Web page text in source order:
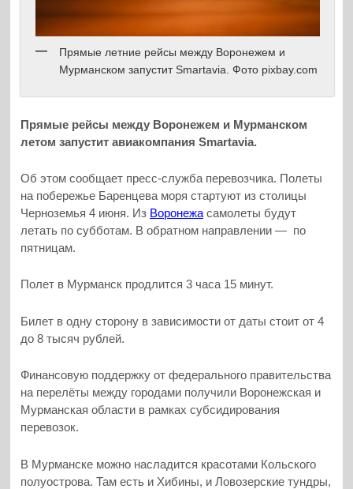
Прямые летние рейсы между Воронежем и
Мурманском запустит Smartavia. Фото pixbay.com
Прямые рейсы между Воронежем и Мурманском
летом запустит авиакомпания Smartavia.
Об этом сообщает пресс-служба перевозчика. Полеты
на побережье Баренцева моря стартуют из столицы
Черноземья 4 июня. Из Воронежа самолеты будут
летать по субботам. В обратном направлении — по
пятницам.
Полет в Мурманск продлится 3 часа 15 минут.
Билет в одну сторону в зависимости от даты стоит от 4
до 8 тысяч рублей.
Финансовую поддержку от федерального правительства
на перелёты между городами получили Воронежская и
Мурманская области в рамках субсидирования
перевозок.
В Мурманске можно насладится красотами Кольского
полуострова. Там есть и Хибины, и Ловозерские тундры,